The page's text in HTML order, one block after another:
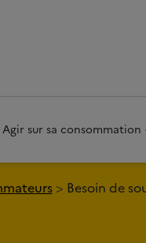
Agir sur sa consommation
Besoin de